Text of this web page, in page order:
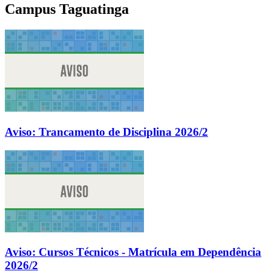
Campus Taguatinga
Aviso: Trancamento de Disciplina 2026/2
Aviso: Cursos Técnicos - Matrícula em Dependência
2026/2